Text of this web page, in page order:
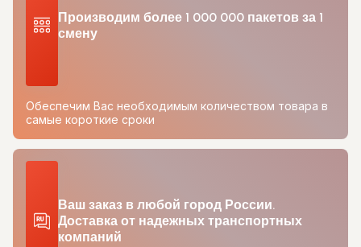
Производим более 1 000 000 пакетов за 1
смену
Обеспечим Вас необходимым количеством товара в
самые короткие сроки
Ваш заказ в любой город России.
Доставка от надежных транспортных
компаний